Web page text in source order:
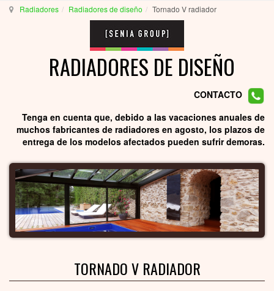
Radiadores Radiadores de diseño Tornado V radiador
RADIADORES DE DISEÑO
CONTACTO
Tenga en cuenta que, debido a las vacaciones anuales de
muchos fabricantes de radiadores en agosto, los plazos de
entrega de los modelos afectados pueden sufrir demoras.
TORNADO V RADIADOR